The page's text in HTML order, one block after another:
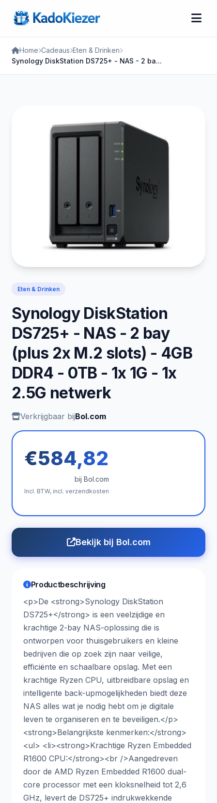
Home Cadeaus Eten & Drinken
Synology DiskStation DS725+ - NAS - 2 ba...
Eten & Drinken
Synology DiskStation
DS725+ - NAS - 2 bay
(plus 2x M.2 slots) - 4GB
DDR4 - 0TB - 1x 1G - 1x
2.5G netwerk
Verkrijgbaar bijBol.com
€584,82
bij Bol.com
Incl. BTW, incl. verzendkosten
Bekijk bij Bol.com
Productbeschrijving
<p>De <strong>Synology DiskStation
DS725+</strong> is een veelzijdige en
krachtige 2-bay NAS-oplossing die is
ontworpen voor thuisgebruikers en kleine
bedrijven die op zoek zijn naar veilige,
efficiënte en schaalbare opslag. Met een
krachtige Ryzen CPU, uitbreidbare opslag en
intelligente back-upmogelijkheden biedt deze
NAS alles wat je nodig hebt om je digitale
leven te organiseren en te beveiligen.</p>
<strong>Belangrijkste kenmerken:</strong>
<ul> <li><strong>Krachtige Ryzen Embedded
R1600 CPU:</strong><br />Aangedreven
door de AMD Ryzen Embedded R1600 dual-
core processor met een kloksnelheid tot 2,6
GHz, levert de DS725+ indrukwekkende